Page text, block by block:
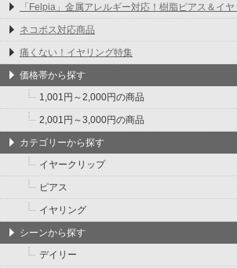
「Felpia」金属アレルギー対応！樹脂ピアス＆イ
ネコポス対応商品
痛くない！イヤリング特集
価格帯から探す
1,001円～2,000円の商品
2,001円～3,000円の商品
カテゴリーから探す
イヤークリップ
ピアス
イヤリング
シーンから探す
デイリー